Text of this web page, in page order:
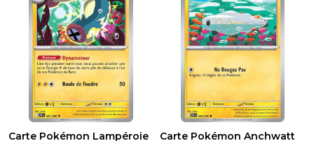
Carte Pokémon Lampéroie
Carte Pokémon Anchwatt